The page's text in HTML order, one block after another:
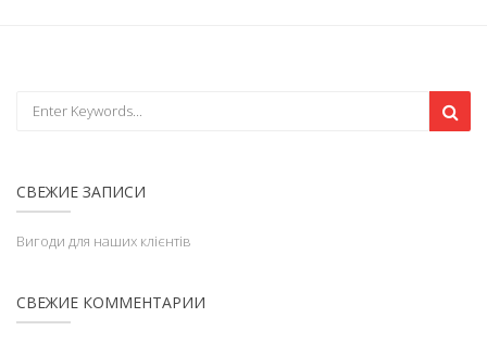
СВЕЖИЕ ЗАПИСИ
Вигоди для наших клієнтів
СВЕЖИЕ КОММЕНТАРИИ